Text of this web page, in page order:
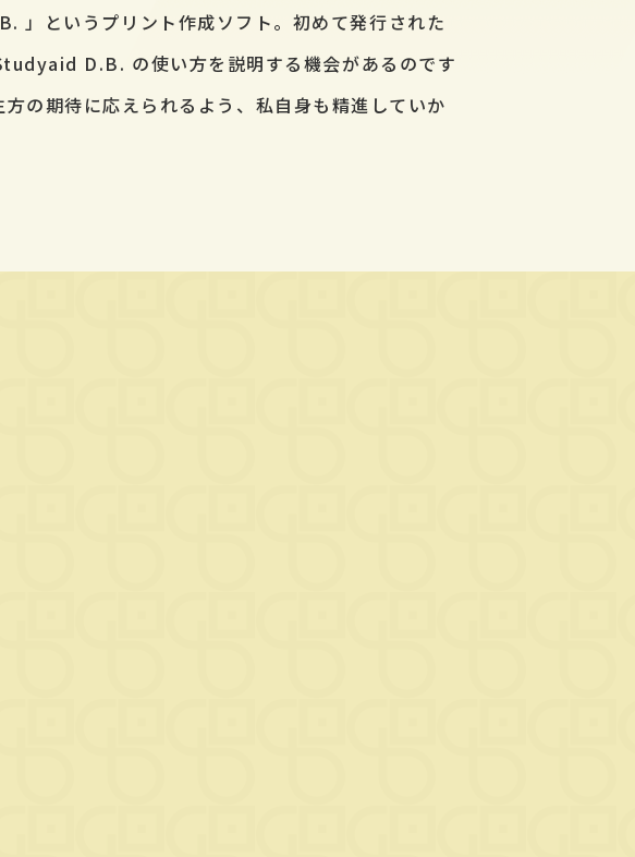
」というプリント作成ソフト。初めて発行された
D.B. の使い方を説明する機会があるのです
の期待に応えられるよう、私自身も精進していか